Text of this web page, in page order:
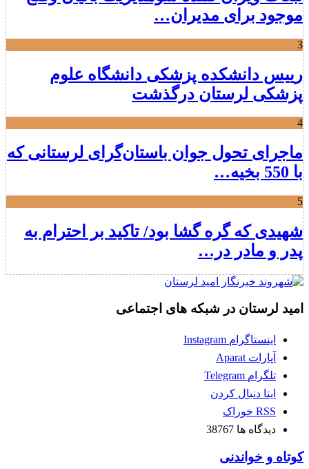
موجود برای مدیران…
3
رییس دانشکده پزشکی دانشگاه علوم
پزشکی لرستان درگذشت
4
ماجرای تحول جوان باستان‌گرای لرستانی که
با 550 بخیه…
5
شهیدی که گره گشا بود/ تاکید بر احترام به
پدر و مادر در…
امید لرستان در شبکه های اجتماعی
اینستاگرام Instagram
آپارات Aparat
تلگرام Telegram
ایتا دنبال کردن
RSS خوراک
دیدگاه ها 38767
کوتاه و خواندنی